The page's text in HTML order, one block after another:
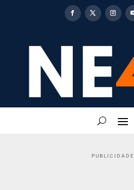
PUBLICIDADE